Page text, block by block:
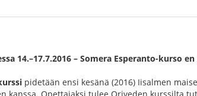
14.–17.7.2016 – Somera Esperanto-kurso en
pidetään ensi kesänä (2016) Iisalmen